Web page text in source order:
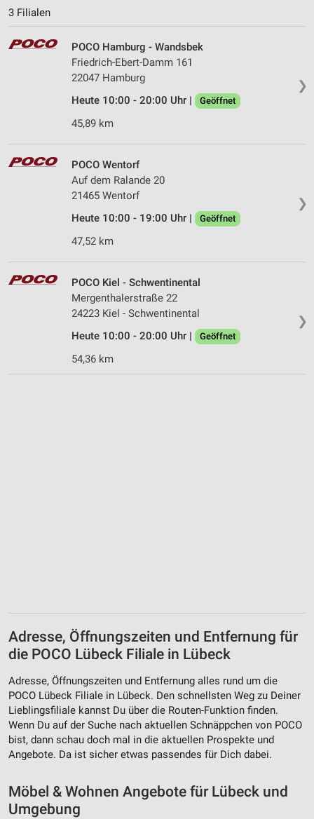
3 Filialen
❯
POCO Hamburg - Wandsbek
Friedrich-Ebert-Damm 161
22047 Hamburg
Heute 10:00 - 20:00 Uhr |
Geöffnet
45,89 km
❯
POCO Wentorf
Auf dem Ralande 20
21465 Wentorf
Heute 10:00 - 19:00 Uhr |
Geöffnet
47,52 km
❯
POCO Kiel - Schwentinental
Mergenthalerstraße 22
24223 Kiel - Schwentinental
Heute 10:00 - 20:00 Uhr |
Geöffnet
54,36 km
Adresse, Öffnungszeiten und Entfernung für
die POCO Lübeck Filiale in Lübeck
Adresse, Öffnungszeiten und Entfernung alles rund um die
POCO Lübeck Filiale in Lübeck. Den schnellsten Weg zu Deiner
Lieblingsfiliale kannst Du über die Routen-Funktion finden.
Wenn Du auf der Suche nach aktuellen Schnäppchen von POCO
bist, dann schau doch mal in die aktuellen Prospekte und
Angebote. Da ist sicher etwas passendes für Dich dabei.
Möbel & Wohnen Angebote für Lübeck und
Umgebung